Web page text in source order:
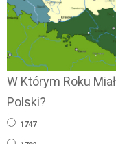
W Którym Roku
Polski?
1747